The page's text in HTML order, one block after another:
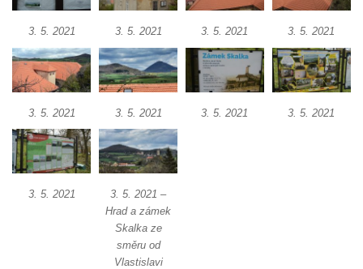
Červený dům v České Lípě
Zámek Janov
Zámek Postoloprty
Bývalý zámek Ledebour
Zámek Hořín
Zámek Boreč
Zámek Mšené-lázně
Zámek Lenešice
3. 5. 2021 3. 5. 2021 3. 5. 2021 3. 5. 2021
3. 5. 2021 3. 5. 2021 3. 5. 2021 3. 5. 2021
3. 5. 2021
3. 5. 2021 –
Hrad a zámek
Skalka ze
směru od
Vlastislavi